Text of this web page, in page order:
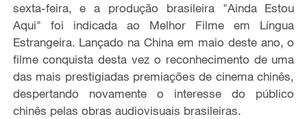
sexta-feira, e a produção brasileira "Ainda Estou
Aqui" foi indicada ao Melhor Filme em Língua
Estrangeira. Lançado na China em maio deste ano, o
filme conquista desta vez o reconhecimento de uma
das mais prestigiadas premiações de cinema chinês,
despertando novamente o interesse do público
chinês pelas obras audiovisuais brasileiras.